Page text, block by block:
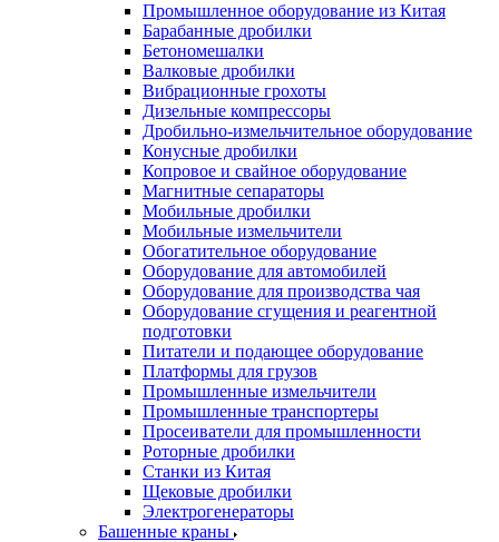
Промышленное оборудование из Китая
Барабанные дробилки
Бетономешалки
Валковые дробилки
Вибрационные грохоты
Дизельные компрессоры
Дробильно-измельчительное оборудование
Конусные дробилки
Копровое и свайное оборудование
Магнитные сепараторы
Мобильные дробилки
Мобильные измельчители
Обогатительное оборудование
Оборудование для автомобилей
Оборудование для производства чая
Оборудование сгущения и реагентной
подготовки
Питатели и подающее оборудование
Платформы для грузов
Промышленные измельчители
Промышленные транспортеры
Просеиватели для промышленности
Роторные дробилки
Станки из Китая
Щековые дробилки
Электрогенераторы
Башенные краны